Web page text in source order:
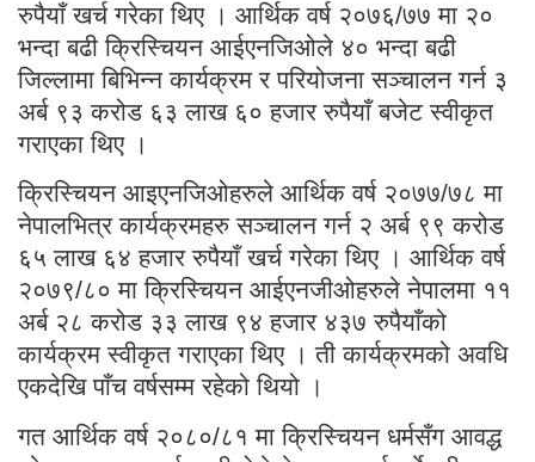
रुपैयाँ खर्च गरेका थिए । आर्थिक वर्ष २०७६/७७ मा २०
भन्दा बढी क्रिस्चियन आईएनजिओले ४० भन्दा बढी
जिल्लामा बिभिन्न कार्यक्रम र परियोजना सञ्चालन गर्न ३
अर्ब ९३ करोड ६३ लाख ६० हजार रुपैयाँ बजेट स्वीकृत
गराएका थिए ।
क्रिस्चियन आइएनजिओहरुले आर्थिक वर्ष २०७७/७८ मा
नेपालभित्र कार्यक्रमहरु सञ्चालन गर्न २ अर्ब ९९ करोड
६५ लाख ६४ हजार रुपैयाँ खर्च गरेका थिए । आर्थिक वर्ष
२०७९/८० मा क्रिस्चियन आईएनजीओहरुले नेपालमा ११
अर्ब २८ करोड ३३ लाख ९४ हजार ४३७ रुपैयाँको
कार्यक्रम स्वीकृत गराएका थिए । ती कार्यक्रमको अवधि
एकदेखि पाँच वर्षसम्म रहेको थियो ।
गत आर्थिक वर्ष २०८०/८१ मा क्रिस्चियन धर्मसँग आवद्ध